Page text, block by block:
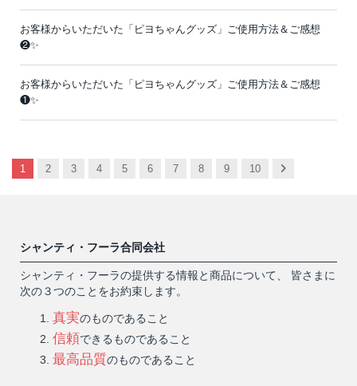
お客様からいただいた「ピヨちゃんグッズ」ご使用方法＆ご感想
❷✨
お客様からいただいた「ピヨちゃんグッズ」ご使用方法＆ご感想
❶✨
1 2 3 4 5 6 7 8 9 10 Next
シャンティ・フーラ合同会社
シャンティ・フーラの提供する情報と商品について、 皆さまに
次の３つのことをお約束します。
真実のものであること
信頼できるものであること
最高品質のものであること